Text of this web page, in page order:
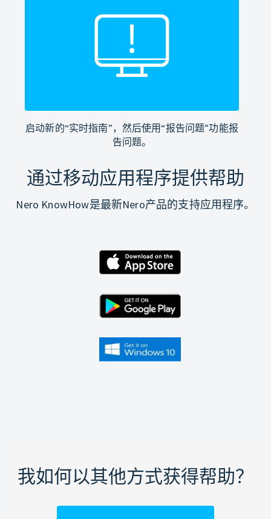
启动新的“实时指南”，然后使用“报告问题”功能报
告问题。
通过移动应用程序提供帮助
Nero KnowHow是最新Nero产品的支持应用程序。
我如何以其他方式获得帮助？